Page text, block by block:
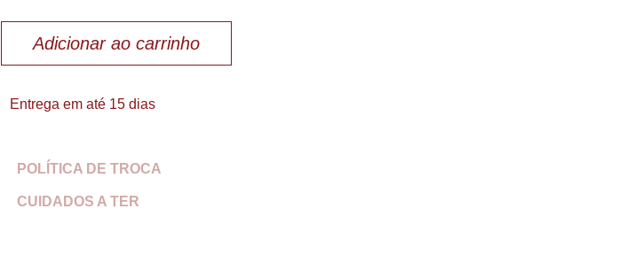
Adicionar ao carrinho
Entrega em até 15 dias
POLÍTICA DE TROCA
CUIDADOS A TER